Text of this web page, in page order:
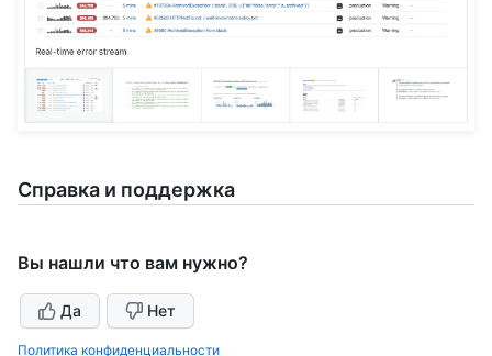
Справка и поддержка
Вы нашли что вам нужно?
Да Нет
Политика конфиденциальности